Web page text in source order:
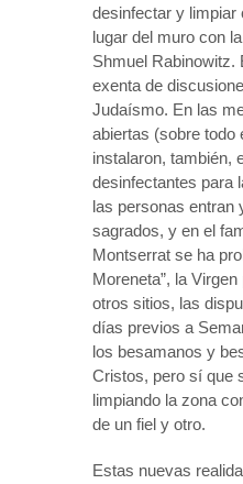
desinfectar y limpiar
lugar del muro con
Shmuel Rabinowitz.
exenta de
Judaísmo. En las
abiertas (sobre todo
instalaron, también,
desinfectantes para
las personas entran
sagrados, y en el
Montserrat se ha
Moreneta”, la
otros sitios, las
días previos a
los besamanos y
Cristos, pero sí que
limpiando la zona
de un fiel y otro.
Estas nuevas